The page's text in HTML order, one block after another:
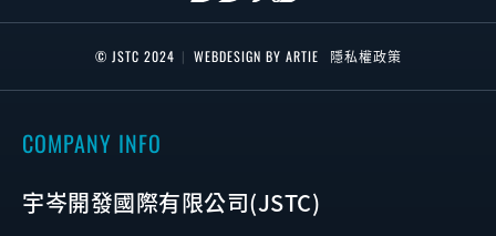
© JSTC 2024 | WEBDESIGN BY ARTIE 隱私權政策
COMPANY INFO
宇岑開發國際有限公司(JSTC)